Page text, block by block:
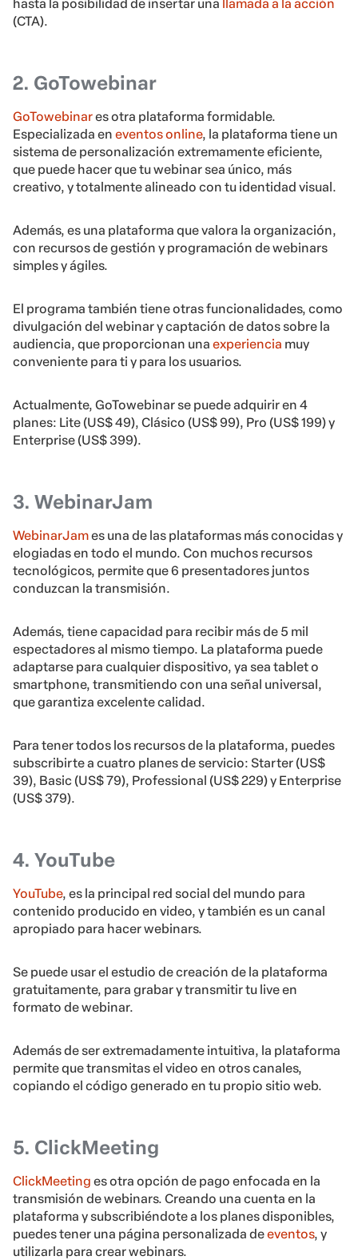
hasta la posibilidad de insertar una
llamada a la acción
(CTA).
2. GoTowebinar
GoTowebinares otra plataforma formidable.
Especializada en eventos online, la plataforma tiene un
sistema de personalización extremamente eficiente,
que puede hacer que tu webinar sea único, más
creativo, y totalmente alineado con tu identidad visual.
Además, es una plataforma que valora la organización,
con recursos de gestión y programación de webinars
simples y ágiles.
El programa también tiene otras funcionalidades, como
divulgación del webinar y captación de datos sobre la
audiencia, que proporcionan una experiencia muy
conveniente para ti y para los usuarios.
Actualmente, GoTowebinar se puede adquirir en 4
planes: Lite (US$ 49), Clásico (US$ 99), Pro (US$ 199) y
Enterprise (US$ 399).
3. WebinarJam
WebinarJames una de las plataformas más conocidas y
elogiadas en todo el mundo. Con muchos recursos
tecnológicos, permite que 6 presentadores juntos
conduzcan la transmisión.
Además, tiene capacidad para recibir más de 5 mil
espectadores al mismo tiempo. La plataforma puede
adaptarse para cualquier dispositivo, ya sea tablet o
smartphone, transmitiendo con una señal universal,
que garantiza excelente calidad.
Para tener todos los recursos de la plataforma, puedes
subscribirte a cuatro planes de servicio: Starter (US$
39), Basic (US$ 79), Professional (US$ 229) y Enterprise
(US$ 379).
4. YouTube
YouTube, es la principal red social del mundo para
contenido producido en video, y también es un canal
apropiado para hacer webinars.
Se puede usar el estudio de creación de la plataforma
gratuitamente, para grabar y transmitir tu live en
formato de webinar.
Además de ser extremadamente intuitiva, la plataforma
permite que transmitas el video en otros canales,
copiando el código generado en tu propio sitio web.
5. ClickMeeting
ClickMeeting es otra opción de pago enfocada en la
transmisión de webinars. Creando una cuenta en la
plataforma y subscribiéndote a los planes disponibles,
puedes tener una página personalizada deeventos, y
utilizarla para crear webinars.